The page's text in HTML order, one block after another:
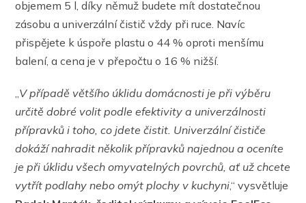
objemem 5 l, díky němuž budete mít dostatečnou
zásobu a univerzální čistič vždy při ruce. Navíc
přispějete k úspoře plastu o 44 % oproti menšímu
balení, a cena je v přepočtu o 16 % nižší.
„V případě většího úklidu domácnosti je při výběru
určitě dobré volit podle efektivity a univerzálnosti
přípravků i toho, co jdete čistit. Univerzální čističe
dokáží nahradit několik přípravků najednou a oceníte
je při úklidu všech omyvatelných povrchů, ať už chcete
vytřít podlahy nebo omýt plochy v kuchyni,“ vysvětluje